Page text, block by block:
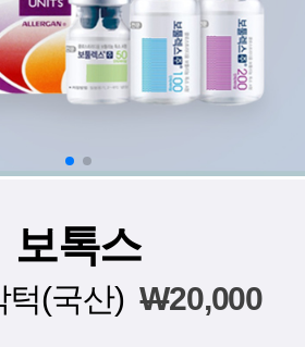
보톡스
턱(국산) W20,000